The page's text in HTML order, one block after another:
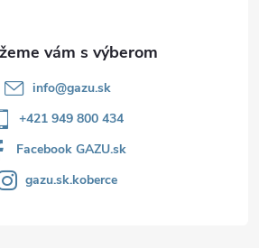
info@gazu.sk
+421 949 800 434
Facebook GAZU.sk
gazu.sk.koberce